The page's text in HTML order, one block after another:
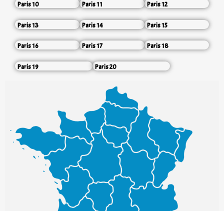
Paris 10 Paris 11 Paris 12
Paris 13 Paris 14 Paris 15
Paris 16 Paris 17 Paris 18
Paris 19 Paris 20